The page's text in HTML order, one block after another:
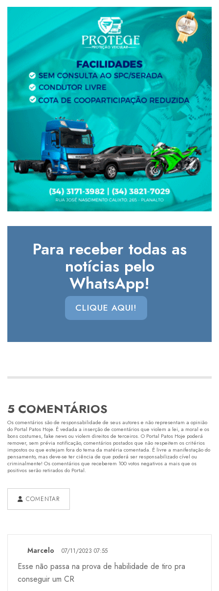
Para receber todas as
notícias pelo
WhatsApp!
CLIQUE AQUI!
5 COMENTÁRIOS
Os comentários são de responsabilidade de seus autores e não representam a opinião
do Portal Patos Hoje. É vedada a inserção de comentários que violem a lei, a moral e os
bons costumes, fake news ou violem direitos de terceiros. O Portal Patos Hoje poderá
remover, sem prévia notificação, comentários postados que não respeitem os critérios
impostos ou que estejam fora do tema da matéria comentada. É livre a manifestação do
pensamento, mas deve-se ter ciência de que poderá ser responsabilizado cível ou
criminalmente! Os comentários que receberem 100 votos negativos a mais que os
positivos serão retirados do Portal.
COMENTAR
Marcelo 07/11/2023 07:55
Esse não passa na prova de habilidade de tiro pra
conseguir um CR